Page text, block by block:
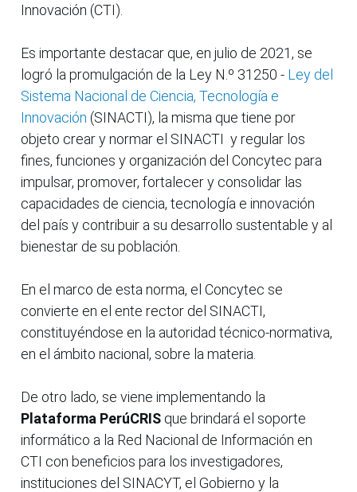
Innovación (CTI).
Es importante destacar que, en julio de 2021, se
logró la promulgación de la Ley N.º 31250 - Ley del
Sistema Nacional de Ciencia, Tecnología e
Innovación (SINACTI), la misma que tiene por
objeto crear y normar el SINACTI y regular los
fines, funciones y organización del Concytec para
impulsar, promover, fortalecer y consolidar las
capacidades de ciencia, tecnología e innovación
del país y contribuir a su desarrollo sustentable y al
bienestar de su población.
En el marco de esta norma, el Concytec se
convierte en el ente rector del SINACTI,
constituyéndose en la autoridad técnico-normativa,
en el ámbito nacional, sobre la materia.
De otro lado, se viene implementando la
Plataforma PerúCRIS que brindará el soporte
informático a la Red Nacional de Información en
CTI con beneficios para los investigadores,
instituciones del SINACYT, el Gobierno y la